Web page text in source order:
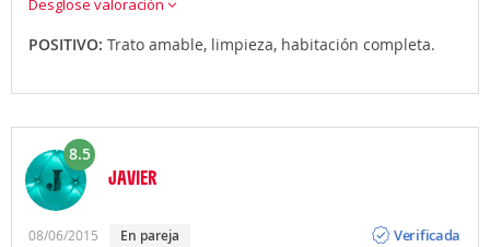
Desglose valoración
POSITIVO: Trato amable, limpieza, habitación completa.
8.5
JAVIER
08/06/2015 en pareja
Verificada